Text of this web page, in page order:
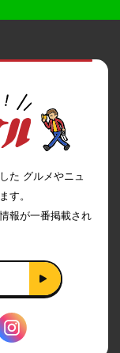
た グルメやニュ
す。
報が一番掲載され